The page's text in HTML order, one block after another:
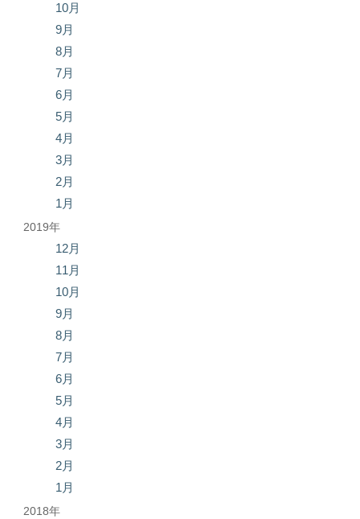
10月
9月
8月
7月
6月
5月
4月
3月
2月
1月
2019年
12月
11月
10月
9月
8月
7月
6月
5月
4月
3月
2月
1月
2018年